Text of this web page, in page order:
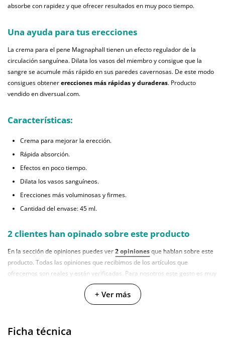
absorbe con rapidez y que ofrecer resultados en muy poco tiempo.
Una ayuda para tus erecciones
La crema para el pene Magnaphall tienen un efecto regulador de la
circulación sanguínea. Dilata los vasos del miembro y consigue que la
sangre se acumule más rápido en sus paredes cavernosas. De este modo
consigues obtenererecciones más rápidas y duraderas. Producto
vendido en diversual.com.
Características:
Crema para mejorar la erección.
Rápida absorción.
Efectos en poco tiempo.
Dilata los vasos sanguíneos.
Erecciones más voluminosas y firmes.
Cantidad del envase: 45 ml.
2 clientes han opinado sobre este producto
En la sección de opiniones puedes ver2 opinionesque hablan sobre este
producto. Todas las opiniones que recibimos de los artículos que
ofrecemos son reales y están verificadas. Para nosotros este gesto es muy
importante, y nos ayuda a mejorar y ofrecer un mejor servicio al resto de
+ Ver más
Ficha técnica